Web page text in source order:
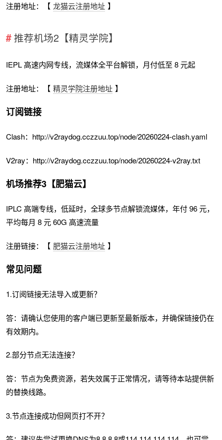
注册地址：【 龙猫云注册地址 】
推荐机场2【精灵学院】
IEPL 高速内网专线，流媒体全平台解锁，月付低至 8 元起
注册地址：【 精灵学院注册地址 】
订阅链接
Clash：http://v2raydog.cczzuu.top/node/20260224-clash.yaml
V2ray：http://v2raydog.cczzuu.top/node/20260224-v2ray.txt
机场推荐3【肥猫云】
IPLC 高端专线，低延时，全球多节点解锁流媒体，年付 96 元，
平均每月 8 元 60G 高速流量
注册链接：【 肥猫云注册地址 】
常见问题
1.订阅链接无法导入或更新？
答：请确认您使用的客户端已更新至最新版本，并确保链接仍在
有效期内。
2.部分节点无法连接？
答：节点为免费资源，若失效属于正常情况，请等待本站提供新
的替换线路。
3.节点连接成功但网页打不开？